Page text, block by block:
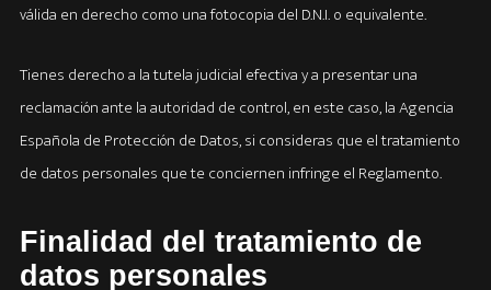
válida en derecho como una fotocopia del D.N.I. o equivalente.
Tienes derecho a la tutela judicial efectiva y a presentar una
reclamación ante la autoridad de control, en este caso, la Agencia
Española de Protección de Datos, si consideras que el tratamiento
de datos personales que te conciernen infringe el Reglamento.
Finalidad del tratamiento de
datos personales